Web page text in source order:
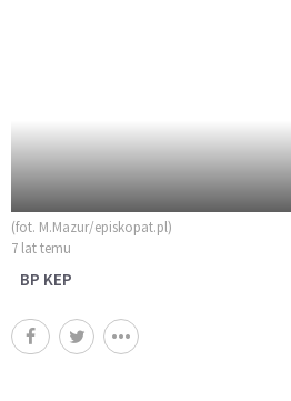
(fot. M.Mazur/episkopat.pl)
7 lat temu
BP KEP